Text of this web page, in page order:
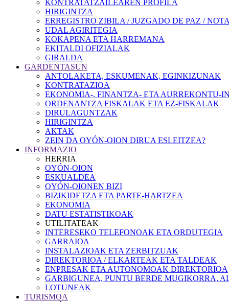
KONTRATATZAILEAREN PROFILA
HIRIGINTZA
ERREGISTRO ZIBILA / JUZGADO DE PAZ /
UDAL AGIRITEGIA
KOKAPENA ETA HARREMANA
EKITALDI OFIZIALAK
GIRALDA
GARDENTASUN
ANTOLAKETA, ESKUMENAK, EGINKIZUNAK
KONTRATAZIOA
EKONOMIA-, FINANTZA- ETA AURREKONTU-
ORDENANTZA FISKALAK ETA EZ-FISKALAK
DIRULAGUNTZAK
HIRIGINTZA
AKTAK
ZEIN DA OYÓN-OION DIRUA ESLEITZEA?
INFORMAZIO
HERRIA
OYÓN-OION
ESKUALDEA
OYÓN-OIONEN BIZI
BIZIKIDETZA ETA PARTE-HARTZEA
EKONOMIA
DATU ESTATISTIKOAK
UTILITATEAK
INTERESEKO TELEFONOAK ETA ORDUTEGIA
GARRAIOA
INSTALAZIOAK ETA ZERBITZUAK
DIREKTORIOA / ELKARTEAK ETA TALDEAK
ENPRESAK ETA AUTONOMOAK DIREKTORIOA
GARBIGUNEA, PUNTU BERDE MUGIKORRA,
LOTUNEAK
TURISMOA